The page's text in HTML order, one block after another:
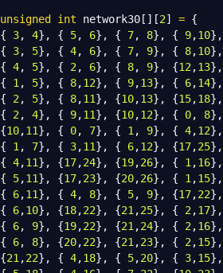
unsigned int network30[ ] [2] = {
{ 3, 4} , { 5, 6} , { 7, 8} , { 9,10}
{ 3, 5} , { 4, 6} , { 7, 9} , { 8,10}
{ 4, 5} , { 2, 6} , { 8, 9} , {12,13}
{ 1, 5} , { 8,12} , { 9,13} , { 6,14}
{ 2, 5} , { 8,11} , {10,13} , {15,18}
{ 2, 4} , { 9,11} , {10,12} , { 0, 8}
{10,11} , { 0, 7} , { 1, 9} , { 4,12}
{ 1, 7} , { 3,11} , { 6,12} , {17,25}
{ 4,11} , {17,24} , {19,26} , { 1,16}
{ 5,11} , {17,23} , {20,26} , { 1,15}
{ 6,11} , { 4, 8} , { 5, 9} , {17,22}
{ 6,10} , {18,22} , {21,25} , { 2,17}
{ 6, 9} , {19,22} , {21,24} , { 2,16}
{ 6, 8} , {20,22} , {21,23} , { 2,15}
{21,22} , { 4,18} , { 5,20} , { 3,15}